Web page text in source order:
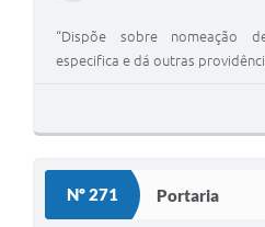
“Dispõe sobre nomeação
especifica e dá outras
Nº 271 Portaria